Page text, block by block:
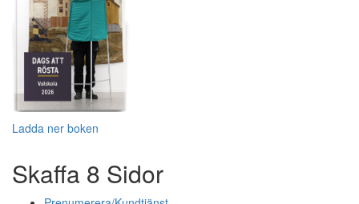
Ladda ner boken
Skaffa 8 Sidor